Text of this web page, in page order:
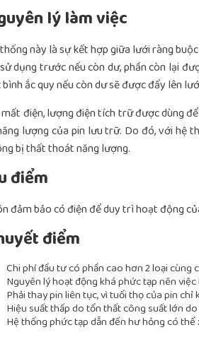
lý làm việc
này là sự kết hợp giữa lưới ràng
dụng trước nếu còn dư, phần còn lại
bình ắc quy nếu còn dư sẽ được đẩy lên
mất điện, lượng điện tích trữ được dùng
lượng của pin lưu trữ. Do đó, với hệ
bị thất thoát năng lượng.
điểm
đảm bảo có điện để duy trì hoạt động
điểm
Chi phí đầu tư có phần cao hơn 2 loại
Nguyên lý hoạt động khá phức tạp nên
Phải thay pin liên tục, vì tuổi thọ của pin chỉ
Hiệu suất thấp do tổn thất công suất lớn
Hệ thống phức tạp dẫn đến hư hỏng có